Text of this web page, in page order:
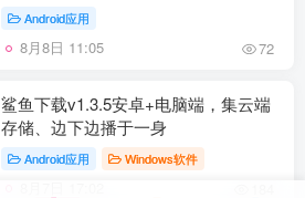
Android应用
8月8日 11:05 72
鲨鱼下载v1.3.5安卓+电脑端，集云端
存储、边下边播于一身
Android应用 Windows软件